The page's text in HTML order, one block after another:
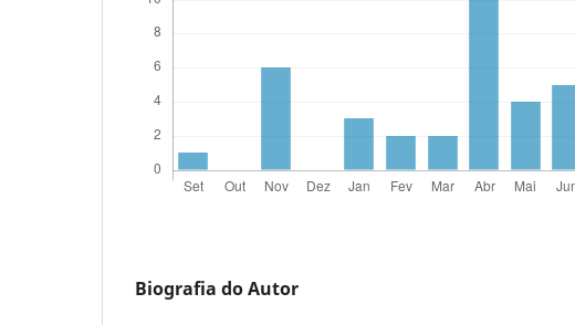
Biografia do Autor